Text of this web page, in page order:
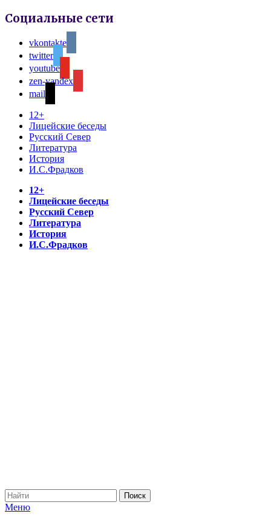
Социальные сети
vkontakte
twitter
youtube
zen-yandex
mail
12+
Лицейские беседы
Русский Север
Литература
История
И.С.Фрадков
12+
Лицейские беседы
Русский Север
Литература
История
И.С.Фрадков
Меню